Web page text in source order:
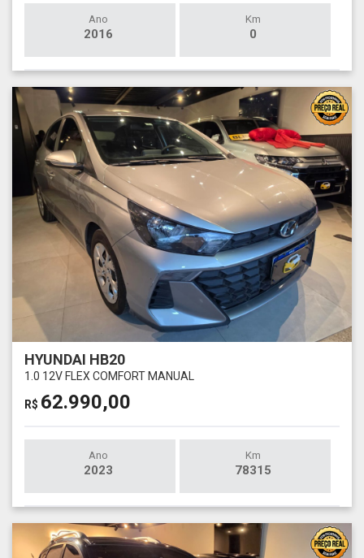
Ano
2016
Km
0
HYUNDAI HB20
1.0 12V FLEX COMFORT MANUAL
R$ 62.990,00
Ano
2023
Km
78315